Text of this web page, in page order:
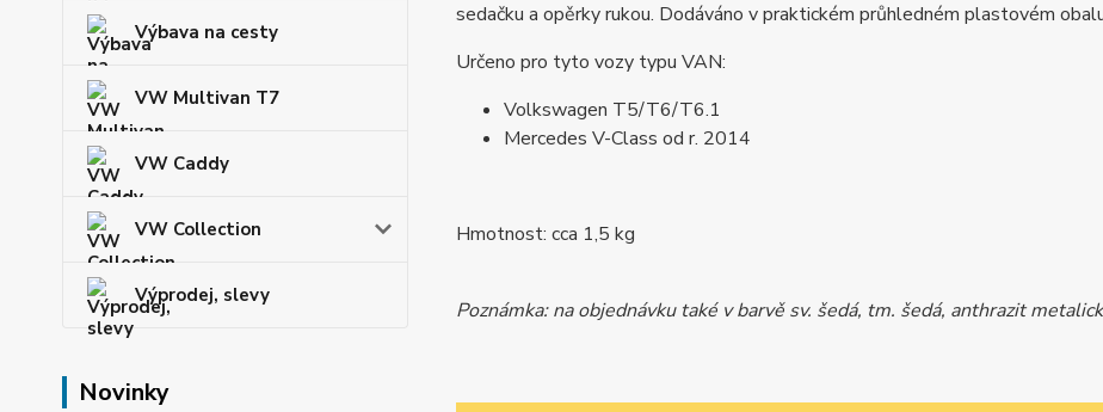
Výbava na cesty
VW Multivan T7
VW Caddy
VW Collection
Výprodej, slevy
Novinky
sedačku a opěrky rukou. Dodáváno v praktickém průhledném plastovém
Určeno pro tyto vozy typu VAN:
Volkswagen T5/T6/T6.1
Mercedes V-Class od r. 2014
Hmotnost: cca 1,5 kg
Poznámka: na objednávku také v barvě sv. šedá, tm. šedá, anthrazit